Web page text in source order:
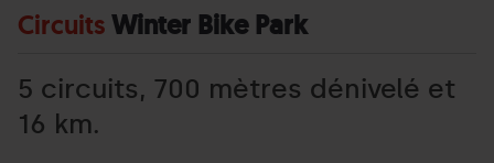
CircuitsWinter Bike Park
5 circuits, 700 mètres dénivelé et
16 km.